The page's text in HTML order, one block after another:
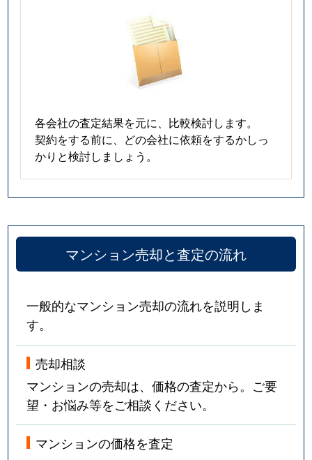
各会社の査定結果を元に、比較検討します。
契約をする前に、どの会社に依頼をするかしっ
かりと検討しましょう。
マンション売却と査定の流れ
一般的なマンション売却の流れを説明しま
す。
売却相談
マンションの売却は、価格の査定から。ご要
望・お悩み等をご相談ください。
マンションの価格を査定